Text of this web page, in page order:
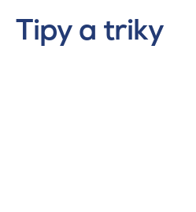
Tipy a triky